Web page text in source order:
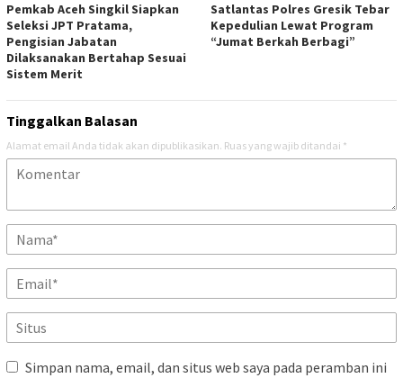
Pemkab Aceh Singkil Siapkan
Seleksi JPT Pratama,
Pengisian Jabatan
Dilaksanakan Bertahap Sesuai
Sistem Merit
Satlantas Polres Gresik Tebar
Kepedulian Lewat Program
“Jumat Berkah Berbagi”
Tinggalkan Balasan
Alamat email Anda tidak akan dipublikasikan. Ruas yang wajib ditandai *
Simpan nama, email, dan situs web saya pada peramban ini